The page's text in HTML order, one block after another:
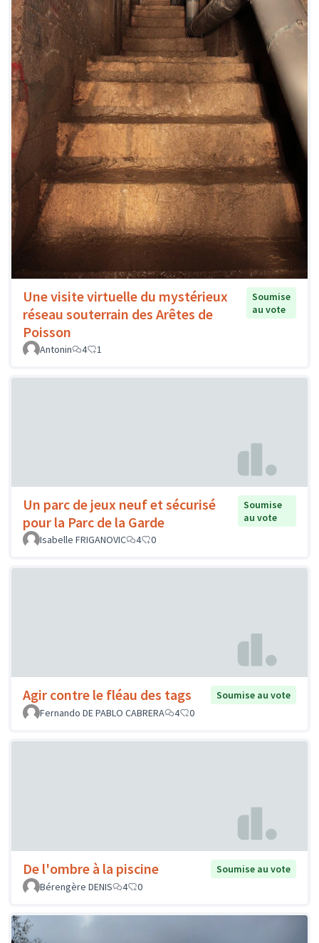
Une visite virtuelle du mystérieux
réseau souterrain des Arêtes de
Poisson
Soumise
au vote
Antonin 4 1
Un parc de jeux neuf et sécurisé
pour la Parc de la Garde
Soumise
au vote
Isabelle FRIGANOVIC
4 0
Agir contre le fléau des tags
Soumise au vote
Fernando DE PABLO CABRERA
4 0
De l'ombre à la piscine
Soumise au vote
Bérengère DENIS
4 0